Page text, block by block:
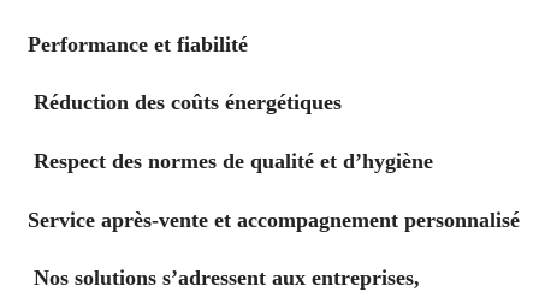
Performance et fiabilité
Réduction des coûts énergétiques
Respect des normes de qualité et d’hygiène
Service après-vente et accompagnement personnalisé
Nos solutions s’adressent aux entreprises,